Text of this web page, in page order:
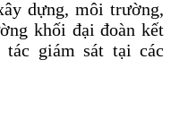
dựng, môi trường,
khối đại đoàn kết
tác giám sát tại các